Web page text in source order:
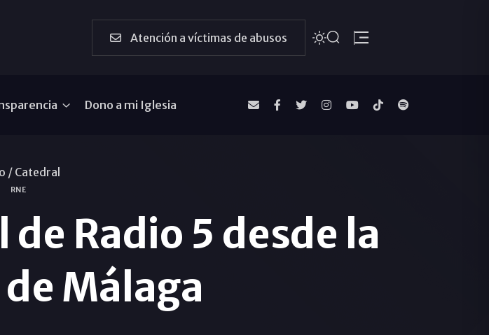
Atención a víctimas de abusos
Dono a mi Iglesia
/ Catedral
RNE
Radio 5 desde la
Málaga